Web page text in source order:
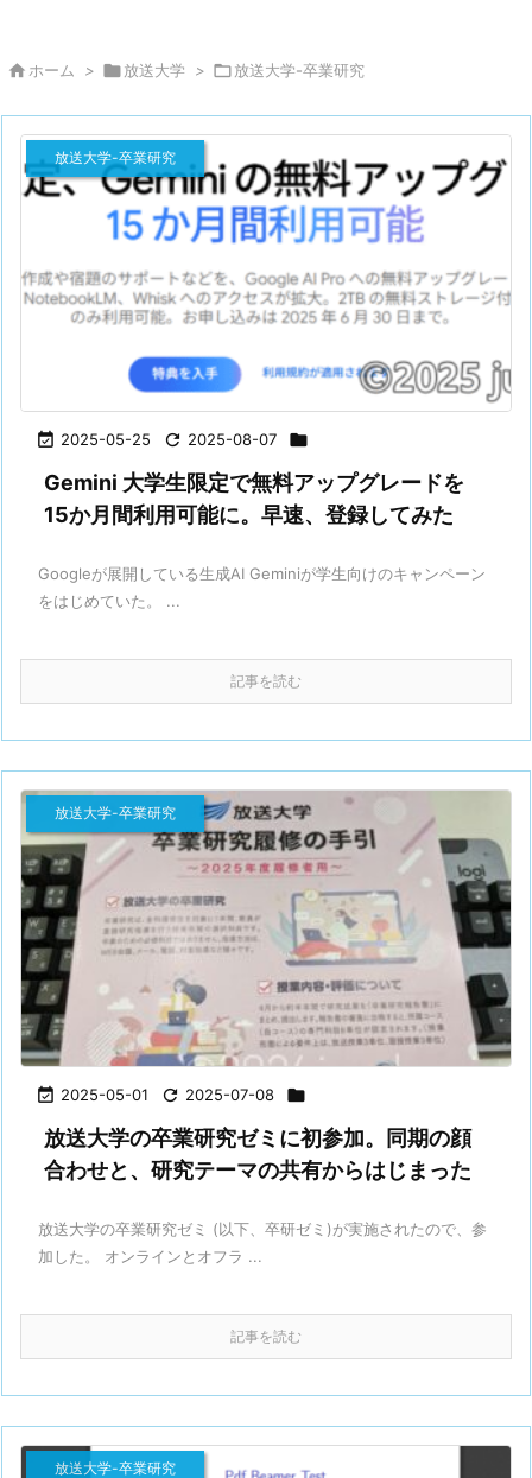
 ホーム > 放送大学 > 放送大学-卒業研究
 2025-05-25  2025-08-07 
放送大学-卒業研究
Gemini 大学生限定で無料アップグレードを
15か月間利用可能に。早速、登録してみた
Googleが展開している生成AI Geminiが学生向けのキャンペーン
をはじめていた。 ...
記事を読む
 2025-05-01  2025-07-08 
放送大学-卒業研究
放送大学の卒業研究ゼミに初参加。同期の顔
合わせと、研究テーマの共有からはじまった
放送大学の卒業研究ゼミ (以下、卒研ゼミ)が実施されたので、参
加した。 オンラインとオフラ ...
記事を読む
放送大学-卒業研究